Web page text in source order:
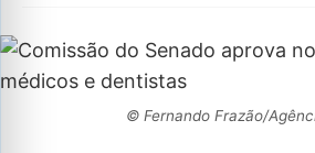
© Fernando Frazão/